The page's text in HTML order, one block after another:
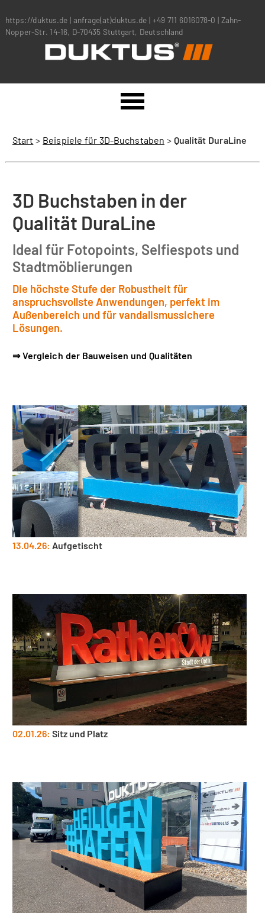
https://duktus.de | anfrage(at)duktus.de | +49 711 6016078-0 | Zahn-
Nopper-Str. 14-16, D-70435 Stuttgart, Deutschland
Start > Beispiele für 3D-Buchstaben > Qualität DuraLine
3D Buchstaben in der
Qualität DuraLine
Ideal für Fotopoints, Selfiespots und
Stadtmöblierungen
Die höchste Stufe der Robustheit für
anspruchsvollste Anwendungen, perfekt im
Außenbereich und für vandalismussichere
Lösungen.
⇒ Vergleich der Bauweisen und Qualitäten
13.04.26: Aufgetischt
02.01.26: Sitz und Platz